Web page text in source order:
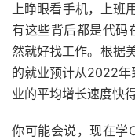
上睁眼看手机，上班
有这些背后都是代码
然就好找工作。根据
的就业预计从2022
业的平均增长速度快得
你可能会说，现在学